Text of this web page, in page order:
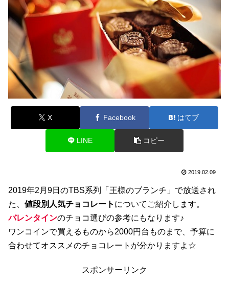
X Facebook はてブ
LINE コピー
2019.02.09
2019年2月9日のTBS系列「王様のブランチ」で放送され
た、 値段別人気チョコレート についてご紹介します。
バレンタインのチョコ選びの参考にもなります♪
ワンコインで買えるものから2000円台ものまで、予算に
合わせてオススメのチョコレートが分かりますよ☆
スポンサーリンク